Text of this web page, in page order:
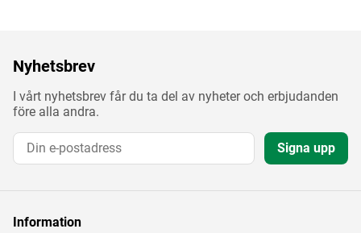
Nyhetsbrev
I vårt nyhetsbrev får du ta del av nyheter och erbjudanden
före alla andra.
Signa upp
Information